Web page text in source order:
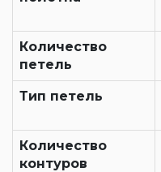
Количество
петель
Тип петель
Количество
контуров